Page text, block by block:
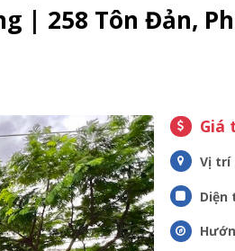
| 258 Tôn Đản,
Giá
Vị trí
Diện